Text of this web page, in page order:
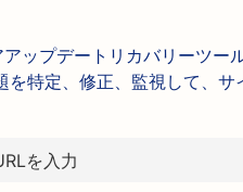
ップデートリカバリーツ
を特定、修正、監視して、サ